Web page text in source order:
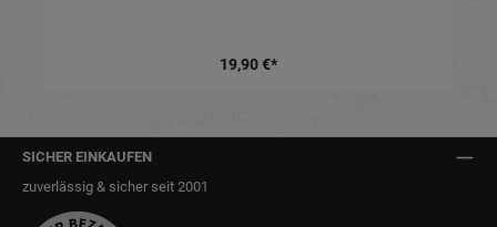
19,90 €*
SICHER EINKAUFEN
zuverlässig & sicher seit 2001